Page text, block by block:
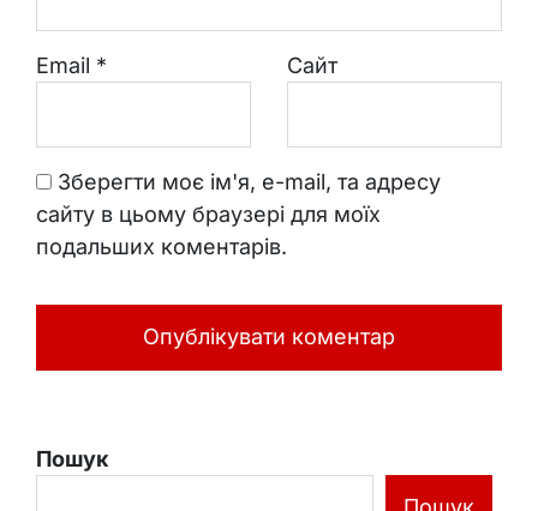
Email * Сайт
Зберегти моє ім'я, e-mail, та адресу
сайту в цьому браузері для моїх
подальших коментарів.
Пошук